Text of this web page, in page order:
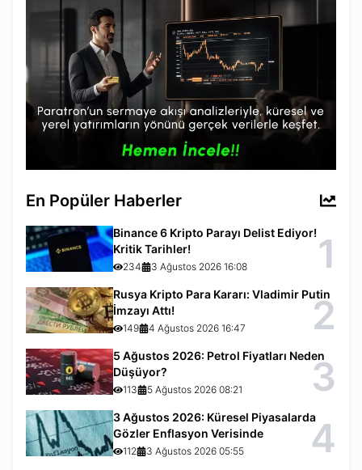
En Popüler Haberler
Binance 6 Kripto Parayı Delist Ediyor!
Kritik Tarihler!
234 3 Ağustos 2026 16:08 1
Rusya Kripto Para Kararı: Vladimir Putin
İmzayı Attı!
149 4 Ağustos 2026 16:47 2
5 Ağustos 2026: Petrol Fiyatları Neden
Düşüyor?
113 5 Ağustos 2026 08:21 3
3 Ağustos 2026: Küresel Piyasalarda
Gözler Enflasyon Verisinde
112 3 Ağustos 2026 05:55 4